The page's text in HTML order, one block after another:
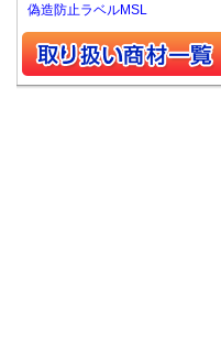
偽造防止ラベルMSL